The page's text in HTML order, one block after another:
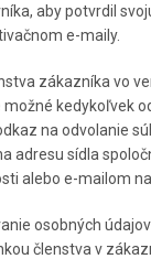
aby potvrdil
e-maily.
zákazníka vo
kedykoľvek
na odvolanie
adresu sídla
alebo e-mailom
osobných
členstva v